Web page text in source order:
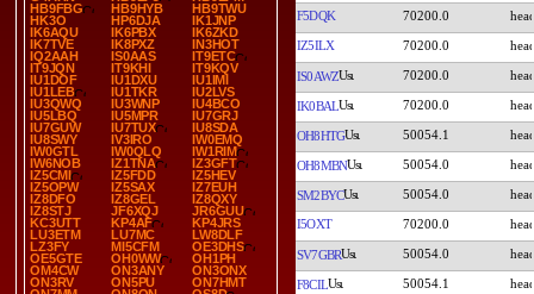
HB9FBG
HB9HYB
HB9TWU
HK3O
HP6DJA
IK1JNP
IK6AQU
IK6PBX
IK6ZKD
IK7TVE
IK8PXZ
IN3HOT
IQ2AAH
IS0AAS
IT9ETC
IT9JQN
IT9KHI
IT9KQV
IU1DOF
IU1DXU
IU1IMI
IU1LEB
IU1TKR
IU2LVS
IU3QWQ
IU3WNP
IU4BCO
IU5LBQ
IU5MPR
IU7GRJ
IU7GUW
IU7TUX
IU8SDA
IU8SWY
IV3IRO
IW0EMQ
IW0GTL
IW0QLQ
IW1RIM
IW6NOB
IZ1TNA
IZ3GFT
IZ5CMI
IZ5FDD
IZ5HEV
IZ5OPW
IZ5SAX
IZ7EUH
IZ8DFO
IZ8GEL
IZ8QXY
IZ8STJ
JF6XQJ
JR6GUU
KC3UTT
KP4AF
KP4JRS
LU3ETM
LU7MC
LW8DLF
LZ3FY
MI5CFM
OE3DHS
OE5GTE
OH0WW
OH1PH
OM4CW
ON3ANY
ON3ONX
ON3RV
ON5PU
ON7HMT
F5DQK 70200.0
IZ5ILX 70200.0
IS0AWZ 70200.0
IK0BAL 70200.0
OH8HTG 50054.1
OH8MBN 50054.0
SM2BYC 50054.0
I5OXT 70200.0
SV7GBR 50054.0
F8CIL 50054.1